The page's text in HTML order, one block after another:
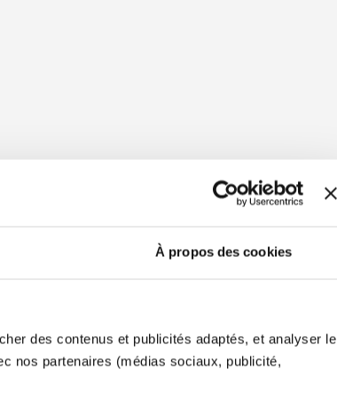
À propos des cookies
des contenus et publicités adaptés, et analyser le
nos partenaires (médias sociaux, publicité,